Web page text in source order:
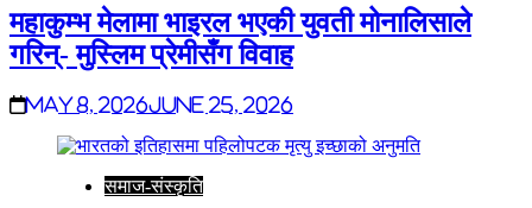
महाकुम्भ मेलामा भाइरल भएकी युवती मोनालिसाले
गरिन्- मुस्लिम प्रेमीसँग विवाह
May 8, 2026June 25, 2026
समाज-संस्कृति